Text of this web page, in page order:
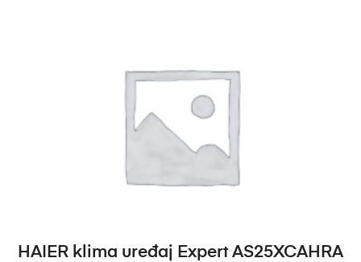
DODAJ U KOŠARICU
HAIER klima uređaj Expert AS25XCAHRA